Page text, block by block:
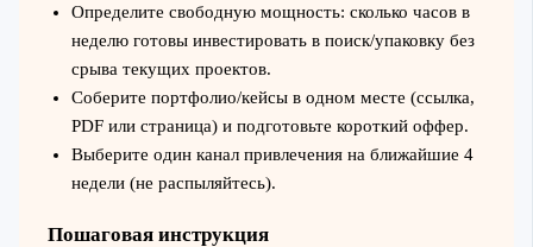
Определите свободную мощность: сколько часов в
неделю готовы инвестировать в поиск/упаковку без
срыва текущих проектов.
Соберите портфолио/кейсы в одном месте (ссылка,
PDF или страница) и подготовьте короткий оффер.
Выберите один канал привлечения на ближайшие 4
недели (не распыляйтесь).
Пошаговая инструкция